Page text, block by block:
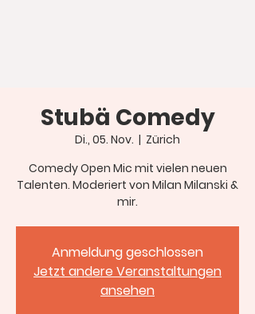
Stubä Comedy
Di., 05. Nov.
  |
Zürich
Comedy Open Mic mit vielen neuen
Talenten. Moderiert von Milan Milanski &
mir.
Anmeldung geschlossen
Jetzt andere Veranstaltungen
ansehen